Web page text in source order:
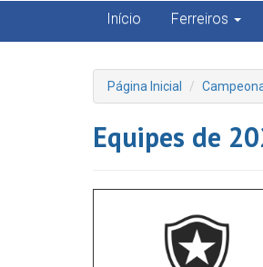
Início Ferreiros
Página Inicial
Equipes de